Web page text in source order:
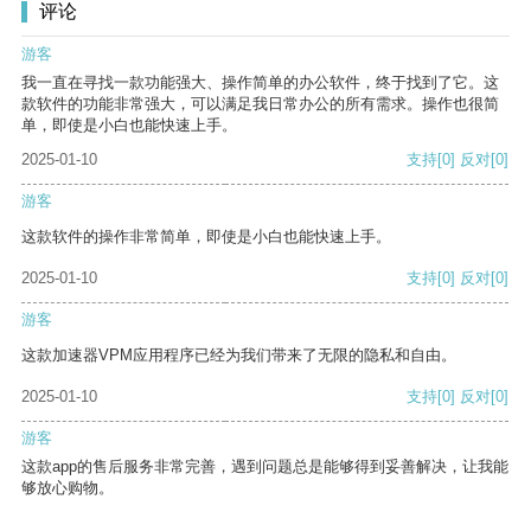
评论
游客
我一直在寻找一款功能强大、操作简单的办公软件，终于找到了它。这
款软件的功能非常强大，可以满足我日常办公的所有需求。操作也很简
单，即使是小白也能快速上手。
2025-01-10
支持[0] 反对[0]
游客
这款软件的操作非常简单，即使是小白也能快速上手。
2025-01-10 支持[0] 反对[0]
游客
这款加速器VPM应用程序已经为我们带来了无限的隐私和自由。
2025-01-10 支持[0] 反对[0]
游客
这款app的售后服务非常完善，遇到问题总是能够得到妥善解决，让我能
够放心购物。